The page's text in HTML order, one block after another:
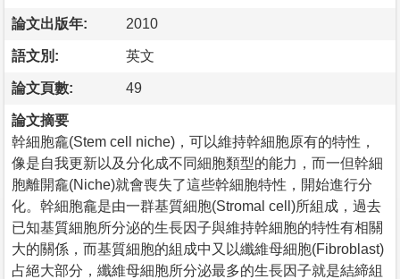
論文出版年: 2010
語文別: 英文
論文頁數: 49
論文摘要
幹細胞龕(Stem cell niche)，可以維持幹細胞原有的特性，
像是自我更新以及分化成不同細胞類型的能力，而一但幹細
胞離開龕(Niche)就會喪失了這些幹細胞特性，開始進行分
化。幹細胞龕是由一群基質細胞(Stromal cell)所組成，過去
已知基質細胞所分泌的生長因子與維持幹細胞的特性有相關
大的關係，而基質細胞的組成中又以纖維母細胞(Fibroblast)
占絕大部分，纖維母細胞所分泌最多的生長因子就是結締組